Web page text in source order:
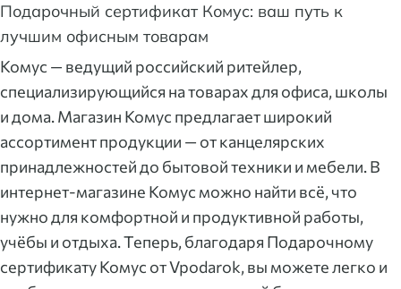
Подарочный сертификат Комус: ваш путь к
лучшим офисным товарам
Комус — ведущий российский ритейлер,
специализирующийся на товарах для офиса, школы
и дома. Магазин Комус предлагает широкий
ассортимент продукции — от канцелярских
принадлежностей до бытовой техники и мебели. В
интернет-магазине Комус можно найти всё, что
нужно для комфортной и продуктивной работы,
учёбы и отдыха. Теперь, благодаря Подарочному
сертификату Комус от Vpodarok, вы можете легко и